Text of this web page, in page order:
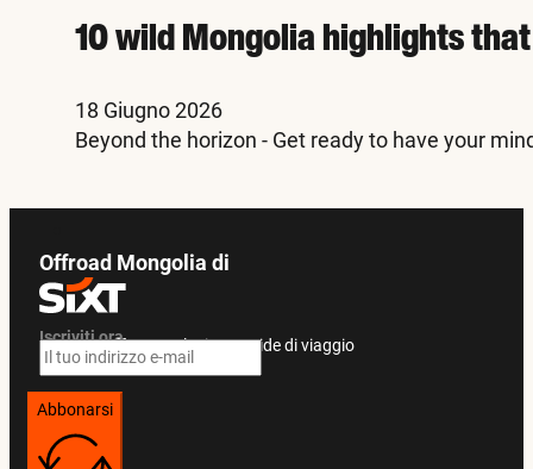
10 wild Mongolia highlights
18 Giugno 2026
Beyond the horizon - Get ready to have your
Offroad Mongolia di
Iscriviti ora
Ricevete offerte esclusive e guide di viaggio
Abbonarsi